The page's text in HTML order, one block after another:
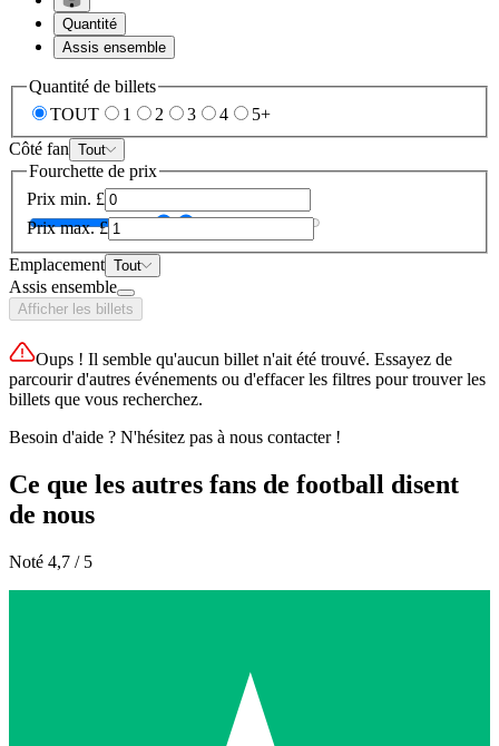
Quantité
Assis ensemble
Quantité de billets
TOUT
1 2 3 4
5+
Côté fan Tout
Fourchette de prix
Prix min. £
Prix max. £
Emplacement Tout
Assis ensemble
Afficher les billets
Oups ! Il semble qu'aucun billet n'ait été trouvé. Essayez de
parcourir d'autres événements ou d'effacer les filtres pour trouver les
billets que vous recherchez.
Besoin d'aide ? N'hésitez pas à nous contacter !
Ce que les autres fans de football disent
de nous
Noté 4,7 / 5